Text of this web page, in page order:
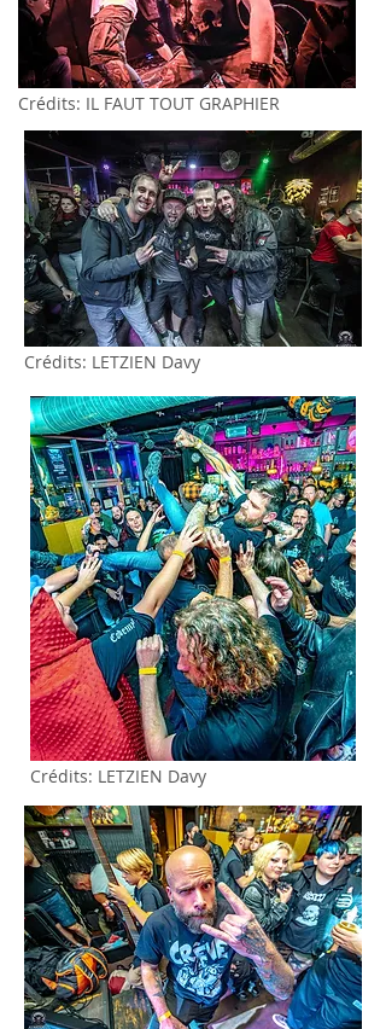
Crédits: IL FAUT TOUT GRAPHIER
Crédits: LETZIEN Davy
Crédits: LETZIEN Davy